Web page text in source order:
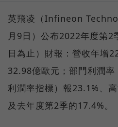
英飛凌（Infineon
月9日）公布2022年度第2
日為止）財報：營收年增
32.98億歐元；部門利潤
利潤率指標）報23.1%、
及去年度第2季的17.4%。